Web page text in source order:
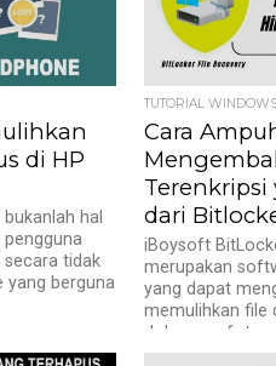
di HP
hal
secara tidak
yang berguna
TUTORIAL WINDOWS
Cara
dari
iBoysoft
merupakan
yang dapat
memulihkan file
dokumen, foto,
yang...